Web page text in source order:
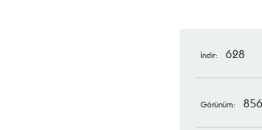
İndir: 628
Görünüm: 856